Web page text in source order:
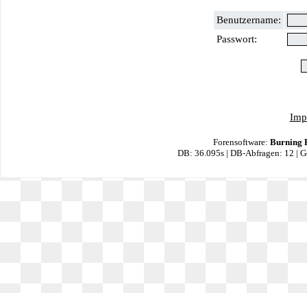
Benutzername:
Passwort:
Forensoftware: Burning
DB: 36.095s | DB-Abfragen: 12 |